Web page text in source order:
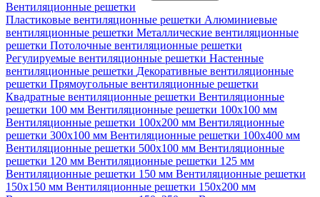
Вентиляционные решетки
Пластиковые вентиляционные решетки Алюминиевые
вентиляционные решетки Металлические вентиляционные
решетки Потолочные вентиляционные решетки
Регулируемые вентиляционные решетки Настенные
вентиляционные решетки Декоративные вентиляционные
решетки Прямоугольные вентиляционные решетки
Квадратные вентиляционные решетки Вентиляционные
решетки 100 мм Вентиляционные решетки 100х100 мм
Вентиляционные решетки 100х200 мм Вентиляционные
решетки 300х100 мм Вентиляционные решетки 100х400 мм
Вентиляционные решетки 500х100 мм Вентиляционные
решетки 120 мм Вентиляционные решетки 125 мм
Вентиляционные решетки 150 мм Вентиляционные решетки
150х150 мм Вентиляционные решетки 150х200 мм